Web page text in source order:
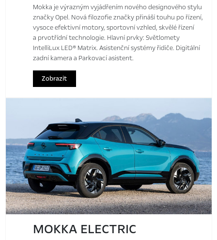
Mokka je výrazným vyjádřením nového designového stylu
značky Opel. Nová filozofie značky přináší touhu po řízení,
vysoce efektivní motory, sportovní vzhled, skvělé řízení
a prvotřídní technologie. Hlavní prvky: Světlomety
IntelliLux LED® Matrix. Asistenční systémy řidiče. Digitální
zadní kamera a Parkovací asistent.
Zobrazit
MOKKA ELECTRIC